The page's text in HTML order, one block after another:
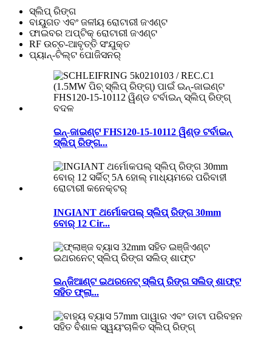
ସ୍ଲିପ୍ ରିଙ୍ଗ
ବାୟୁଗତ ଏବଂ ଜଳୀୟ ରୋଟାରୀ ଜଏଣ୍ଟ
ଫାଇବର ଅପ୍ଟିକ୍ ରୋଟାରୀ ଜଏଣ୍ଟ
RF ଉଚ୍ଚ-ଆବୃତ୍ତି ସଂଯୁକ୍ତ
ପ୍ୟାନ୍-ଟିଲ୍ଟ ପୋଜିସନର୍
ଇନ୍-ଜାଇଣ୍ଟ FHS120-15-10112 ୱିଣ୍ଡ ଟର୍ବାଇନ୍
ସ୍ଲିପ୍ ରିଙ୍ଗ...
INGIANT ଥର୍ମୋକପଲ୍ ସ୍ଲିପ୍ ରିଙ୍ଗ 30mm
ବୋର୍ 12 Cir...
ଇନ୍ଜିଆଣ୍ଟ ଇଥରନେଟ୍ ସ୍ଲିପ୍ ରିଙ୍ଗ ସଲିଡ୍ ଶାଫ୍ଟ
ସହିତ ଫ୍ଲା...